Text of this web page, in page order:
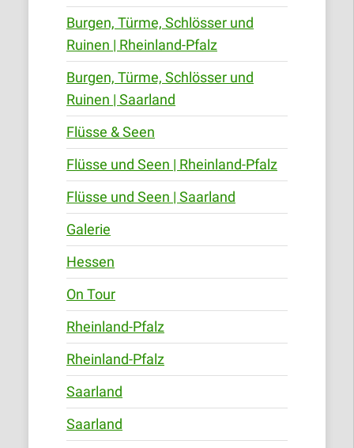
Burgen, Türme, Schlösser und
Ruinen | Rheinland-Pfalz
Burgen, Türme, Schlösser und
Ruinen | Saarland
Flüsse & Seen
Flüsse und Seen | Rheinland-Pfalz
Flüsse und Seen | Saarland
Galerie
Hessen
On Tour
Rheinland-Pfalz
Rheinland-Pfalz
Saarland
Saarland